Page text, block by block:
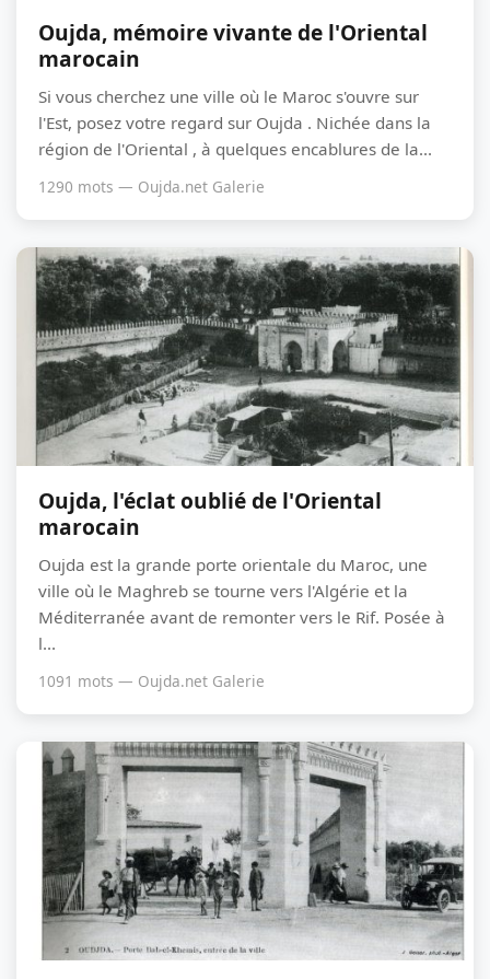
Oujda, mémoire vivante de l'Oriental
marocain
Si vous cherchez une ville où le Maroc s'ouvre sur
l'Est, posez votre regard sur Oujda . Nichée dans la
région de l'Oriental , à quelques encablures de la...
1290 mots — Oujda.net Galerie
Oujda, l'éclat oublié de l'Oriental
marocain
Oujda est la grande porte orientale du Maroc, une
ville où le Maghreb se tourne vers l'Algérie et la
Méditerranée avant de remonter vers le Rif. Posée à
l...
1091 mots — Oujda.net Galerie